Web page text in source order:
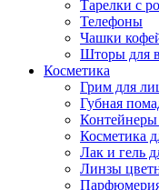
Тарелки с
Телефоны
Чашки
Шторы для
Косметика
Грим для
Губная
Контейнеры
Косметика
Лак и гель
Линзы